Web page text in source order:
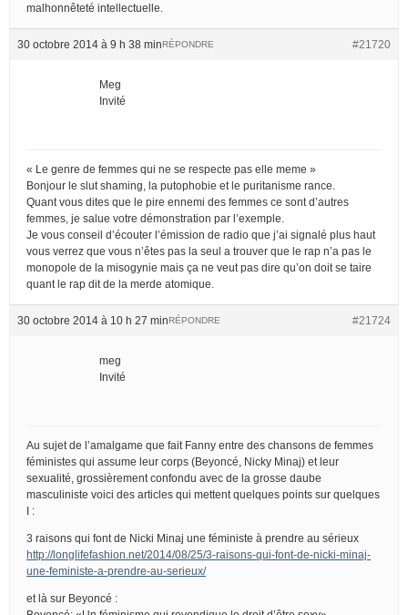
malhonnêteté intellectuelle.
30 octobre 2014 à 9 h 38 min #21720
RÉPONDRE
Meg
Invité
« Le genre de femmes qui ne se respecte pas elle meme »
Bonjour le slut shaming, la putophobie et le puritanisme rance.
Quant vous dites que le pire ennemi des femmes ce sont d’autres
femmes, je salue votre démonstration par l’exemple.
Je vous conseil d’écouter l’émission de radio que j’ai signalé plus haut
vous verrez que vous n’êtes pas la seul a trouver que le rap n’a pas le
monopole de la misogynie mais ça ne veut pas dire qu’on doit se taire
quant le rap dit de la merde atomique.
30 octobre 2014 à 10 h 27 min #21724
RÉPONDRE
meg
Invité
Au sujet de l’amalgame que fait Fanny entre des chansons de femmes
féministes qui assume leur corps (Beyoncé, Nicky Minaj) et leur
sexualité, grossièrement confondu avec de la grosse daube
masculiniste voici des articles qui mettent quelques points sur quelques
I :
3 raisons qui font de Nicki Minaj une féministe à prendre au sérieux
http://longlifefashion.net/2014/08/25/3-raisons-qui-font-de-nicki-minaj-
une-feministe-a-prendre-au-serieux/
et là sur Beyoncé :